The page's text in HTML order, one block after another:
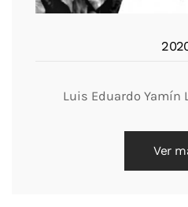
Luis Eduardo Yamín
Ver